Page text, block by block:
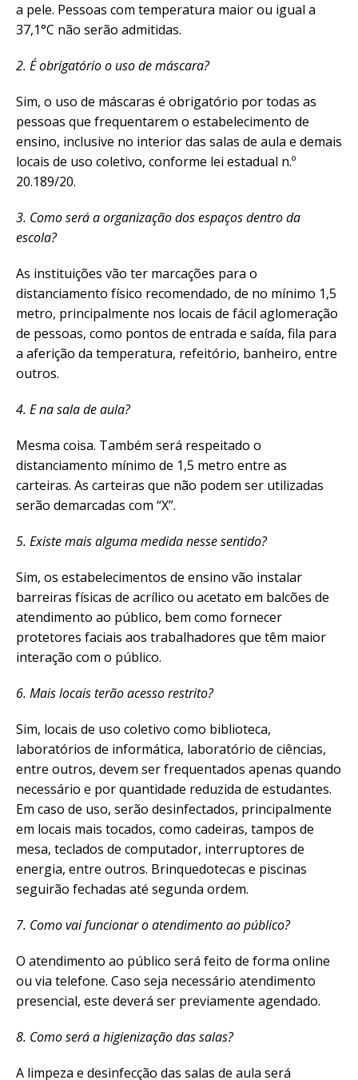
a pele. Pessoas com temperatura maior ou igual a
37,1°C não serão admitidas.
2. É obrigatório o uso de máscara?
Sim, o uso de máscaras é obrigatório por todas as
pessoas que frequentarem o estabelecimento de
ensino, inclusive no interior das salas de aula e demais
locais de uso coletivo, conforme lei estadual n.º
20.189/20.
3. Como será a organização dos espaços dentro da
escola?
As instituições vão ter marcações para o
distanciamento físico recomendado, de no mínimo 1,5
metro, principalmente nos locais de fácil aglomeração
de pessoas, como pontos de entrada e saída, fila para
a aferição da temperatura, refeitório, banheiro, entre
outros.
4. E na sala de aula?
Mesma coisa. Também será respeitado o
distanciamento mínimo de 1,5 metro entre as
carteiras. As carteiras que não podem ser utilizadas
serão demarcadas com “X”.
5. Existe mais alguma medida nesse sentido?
Sim, os estabelecimentos de ensino vão instalar
barreiras físicas de acrílico ou acetato em balcões de
atendimento ao público, bem como fornecer
protetores faciais aos trabalhadores que têm maior
interação com o público.
6. Mais locais terão acesso restrito?
Sim, locais de uso coletivo como biblioteca,
laboratórios de informática, laboratório de ciências,
entre outros, devem ser frequentados apenas quando
necessário e por quantidade reduzida de estudantes.
Em caso de uso, serão desinfectados, principalmente
em locais mais tocados, como cadeiras, tampos de
mesa, teclados de computador, interruptores de
energia, entre outros. Brinquedotecas e piscinas
seguirão fechadas até segunda ordem.
7. Como vai funcionar o atendimento ao público?
O atendimento ao público será feito de forma online
ou via telefone. Caso seja necessário atendimento
presencial, este deverá ser previamente agendado.
8. Como será a higienização das salas?
A limpeza e desinfecção das salas de aula será